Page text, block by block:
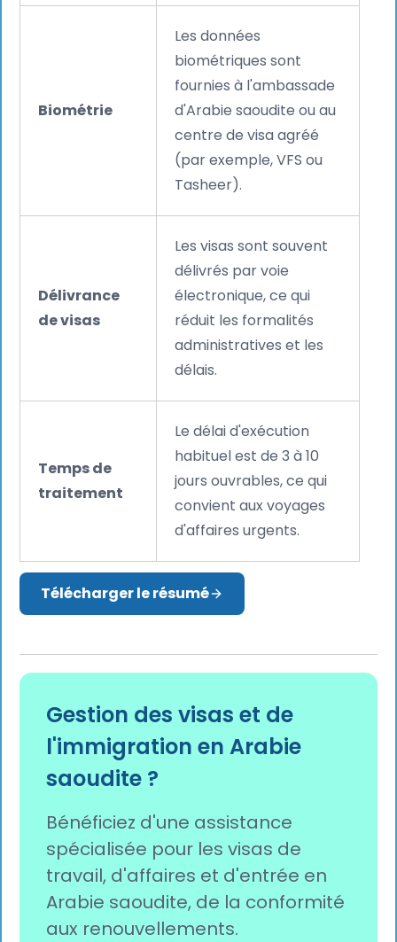
Biométrie
Les données
biométriques sont
fournies à l'ambassade
d'Arabie saoudite ou au
centre de visa agréé
(par exemple, VFS ou
Tasheer).
Délivrance
de visas
Les visas sont souvent
délivrés par voie
électronique, ce qui
réduit les formalités
administratives et les
délais.
Temps de
traitement
Le délai d'exécution
habituel est de 3 à 10
jours ouvrables, ce qui
convient aux voyages
d'affaires urgents.
Télécharger le résumé
Gestion des visas et de
l'immigration en Arabie
saoudite ?
Bénéficiez d'une assistance
spécialisée pour les visas de
travail, d'affaires et d'entrée en
Arabie saoudite, de la conformité
aux renouvellements.